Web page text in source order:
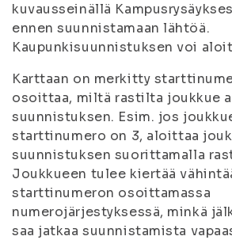
kuvausseinällä
ennen suunnistamaan lähtöä.
Kaupunkisuunnistuksen voi
Karttaan on merkitty
osoittaa, miltä rastilta joukkue
suunnistuksen. Esim. jos
starttinumero on 3, aloittaa
suunnistuksen suorittamalla
Joukkueen tulee kiertää
starttinumeron osoittamassa
numerojärjestyksessä, minkä
saa jatkaa suunnistamista